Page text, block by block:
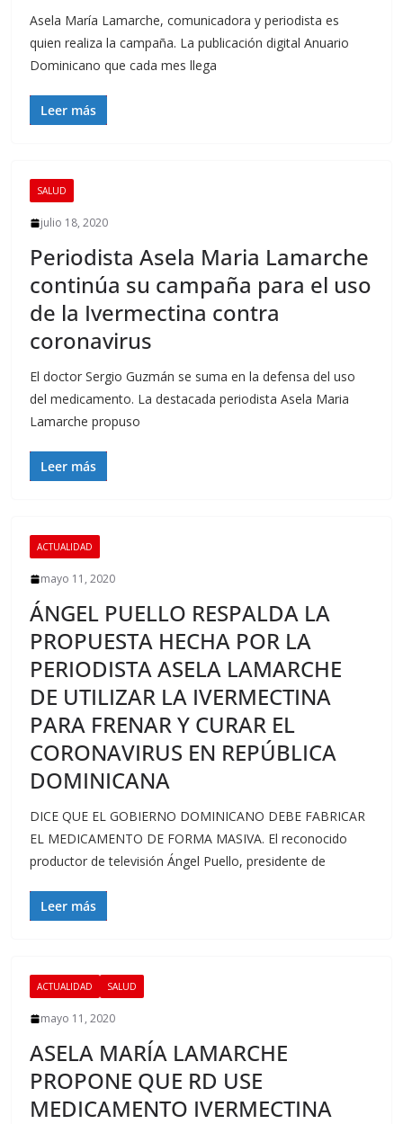
Asela María Lamarche, comunicadora y periodista es
quien realiza la campaña. La publicación digital Anuario
Dominicano que cada mes llega
Leer más
SALUD
julio 18, 2020
Periodista Asela Maria Lamarche
continúa su campaña para el uso
de la Ivermectina contra
coronavirus
El doctor Sergio Guzmán se suma en la defensa del uso
del medicamento. La destacada periodista Asela Maria
Lamarche propuso
Leer más
ACTUALIDAD
mayo 11, 2020
ÁNGEL PUELLO RESPALDA LA
PROPUESTA HECHA POR LA
PERIODISTA ASELA LAMARCHE
DE UTILIZAR LA IVERMECTINA
PARA FRENAR Y CURAR EL
CORONAVIRUS EN REPÚBLICA
DOMINICANA
DICE QUE EL GOBIERNO DOMINICANO DEBE FABRICAR
EL MEDICAMENTO DE FORMA MASIVA. El reconocido
productor de televisión Ángel Puello, presidente de
Leer más
ACTUALIDAD SALUD
mayo 11, 2020
ASELA MARÍA LAMARCHE
PROPONE QUE RD USE
MEDICAMENTO IVERMECTINA